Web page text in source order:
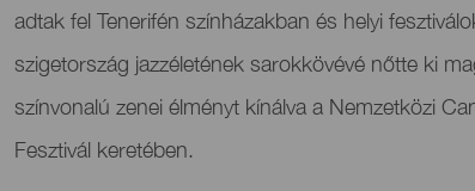
adtak fel Tenerifén színházakban és helyi
szigetország jazzéletének sarokkövévé nőtte ki
színvonalú zenei élményt kínálva a Nemzetközi
Fesztivál keretében.